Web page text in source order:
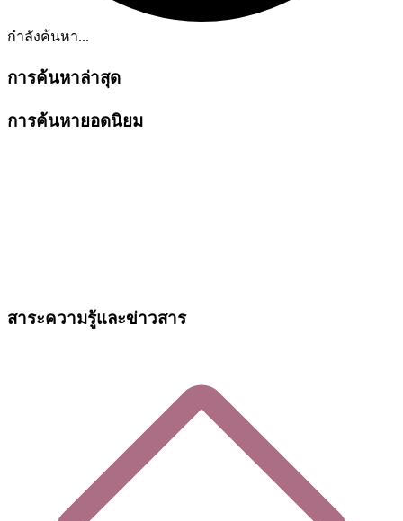
กำลังค้นหา...
การค้นหาล่าสุด
การค้นหายอดนิยม
สาระความรู้และข่าวสาร